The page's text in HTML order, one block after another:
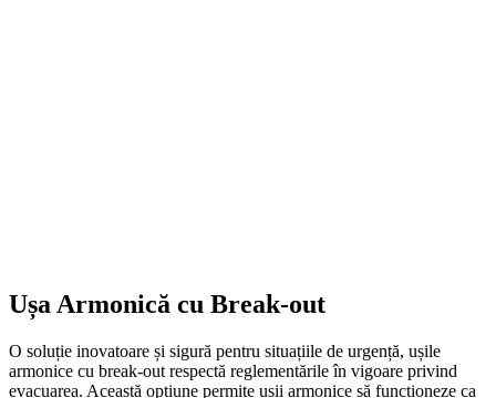
Ușa Armonică cu Break-out
O soluție inovatoare și sigură pentru situațiile de urgență, ușile
armonice cu break-out respectă reglementările în vigoare privind
evacuarea. Această opțiune permite ușii armonice să funcționeze ca